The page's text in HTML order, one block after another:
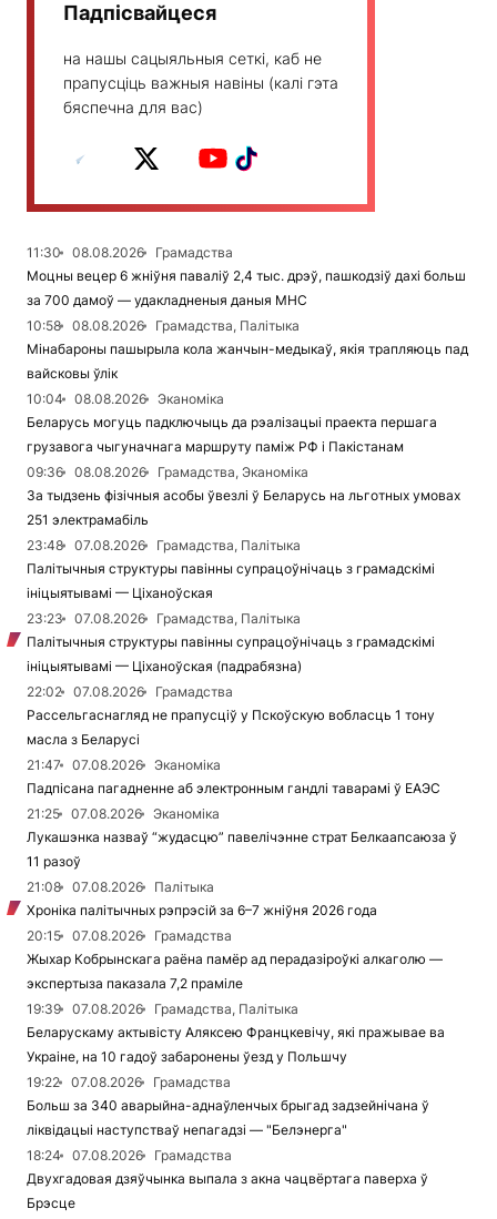
Падпісвайцеся
на нашы сацыяльныя сеткі, каб не
прапусціць важныя навіны (калі гэта
бяспечна для вас)
11:30 08.08.2026
Грамадства
Моцны вецер 6 жніўня паваліў 2,4 тыс. дрэў, пашкодзіў дахі больш
за 700 дамоў — удакладненыя даныя МНС
10:58
08.08.2026
Грамадства, Палітыка
Мінабароны пашырыла кола жанчын-медыкаў, якія трапляюць пад
вайсковы ўлік
10:04
08.08.2026
Эканоміка
Беларусь могуць падключыць да рэалізацыі праекта першага
грузавога чыгуначнага маршруту паміж РФ і Пакістанам
09:36
08.08.2026
Грамадства, Эканоміка
За тыдзень фізічныя асобы ўвезлі ў Беларусь на льготных умовах
251 электрамабіль
23:48
07.08.2026
Грамадства, Палітыка
Палітычныя структуры павінны супрацоўнічаць з грамадскімі
ініцыятывамі — Ціханоўская
23:23
07.08.2026
Грамадства, Палітыка
Палітычныя структуры павінны супрацоўнічаць з грамадскімі
ініцыятывамі — Ціханоўская (падрабязна)
22:02
07.08.2026
Грамадства
Рассельгаснагляд не прапусціў у Пскоўскую вобласць 1 тону
масла з Беларусі
21:47
07.08.2026
Эканоміка
Падпісана пагадненне аб электронным гандлі таварамі ў ЕАЭС
21:25
07.08.2026
Эканоміка
Лукашэнка назваў “жудасцю” павелічэнне страт Белкаапсаюза ў
11 разоў
21:08
07.08.2026
Палітыка
Хроніка палітычных рэпрэсій за 6–7 жніўня 2026 года
20:15
07.08.2026
Грамадства
Жыхар Кобрынскага раёна памёр ад перадазіроўкі алкаголю —
экспертыза паказала 7,2 праміле
19:39
07.08.2026
Грамадства, Палітыка
Беларускаму актывісту Аляксею Францкевічу, які пражывае ва
Украіне, на 10 гадоў забаронены ўезд у Польшчу
19:22
07.08.2026
Грамадства
Больш за 340 аварыйна-аднаўленчых брыгад задзейнічана ў
ліквідацыі наступстваў непагадзі — "Белэнерга"
18:24
07.08.2026
Грамадства
Двухгадовая дзяўчынка выпала з акна чацвёртага паверха ў
Брэсце